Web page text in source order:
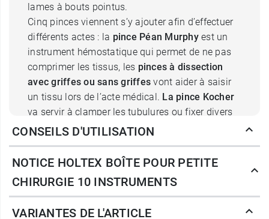
lames à bouts pointus.
Cinq pinces viennent s’y ajouter afin d’effectuer
différents actes : la pince Péan Murphyest un
instrument hémostatique qui permet de ne pas
comprimer les tissus, les pinces à dissection
avec griffes ou sans griffes vont aider à saisir
un tissu lors de l’acte médical. La pince Kocher
va servir à clamper les tubulures ou fixer divers
éléments et lapince à échardes
un dard ou un piquant.
lames jetables afin d’exécuter les incisions.
CONSEILS D'UTILISATION
NOTICE HOLTEX BOÎTE POUR PETITE
CHIRURGIE 10 INSTRUMENTS
VARIANTES DE L'ARTICLE